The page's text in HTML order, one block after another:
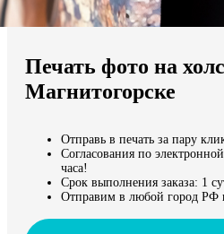
Мы доставляем по всему миру
Продолжить без города
Печать фото на
Магнитогорске
Отправь в печать за пару
Согласования по
часа!
Срок выполнения заказа: 1
Отправим в любой город РФ